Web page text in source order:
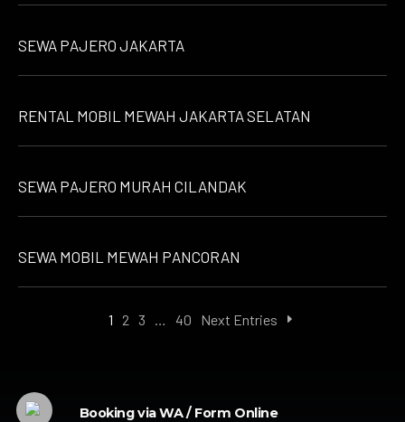
SEWA PAJERO JAKARTA
RENTAL MOBIL MEWAH JAKARTA SELATAN
SEWA PAJERO MURAH CILANDAK
SEWA MOBIL MEWAH PANCORAN
1 2 3 40 Next Entries
Booking via WA / Form Online